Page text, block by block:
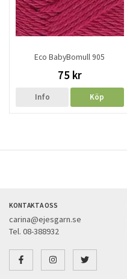
Eco BabyBomull 905
75 kr
Info Köp
KONTAKTA OSS
carina@ejesgarn.se
Tel. 08-388932